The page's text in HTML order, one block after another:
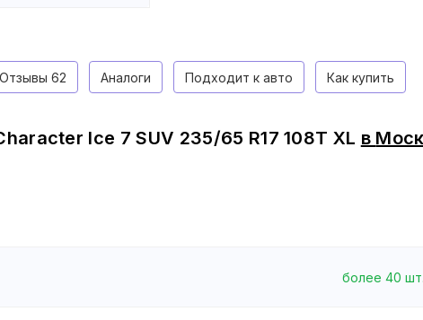
Отзывы 62 Аналоги Подходит к авто Как купить
Ice 7 SUV 235/65 R17 108T XL в
более 40 шт.